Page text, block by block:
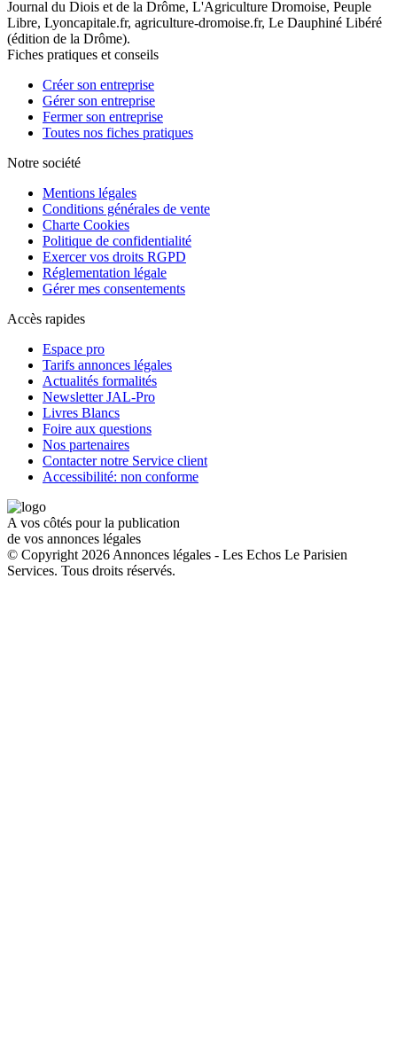
Journal du Diois et de la Drôme, L'Agriculture Dromoise, Peuple
Libre, Lyoncapitale.fr, agriculture-dromoise.fr, Le Dauphiné Libéré
(édition de la Drôme).
Fiches pratiques et conseils
Créer son entreprise
Gérer son entreprise
Fermer son entreprise
Toutes nos fiches pratiques
Notre société
Mentions légales
Conditions générales de vente
Charte Cookies
Politique de confidentialité
Exercer vos droits RGPD
Réglementation légale
Gérer mes consentements
Accès rapides
Espace pro
Tarifs annonces légales
Actualités formalités
Newsletter JAL-Pro
Livres Blancs
Foire aux questions
Nos partenaires
Contacter notre Service client
Accessibilité: non conforme
A vos côtés pour la publication
de vos annonces légales
© Copyright 2026 Annonces légales - Les Echos Le Parisien
Services. Tous droits réservés.